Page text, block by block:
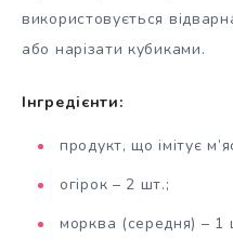
використовується
або нарізати кубиками.
Інгредієнти:
продукт, що імітує
огірок – 2 шт.;
морква (середня) – 1